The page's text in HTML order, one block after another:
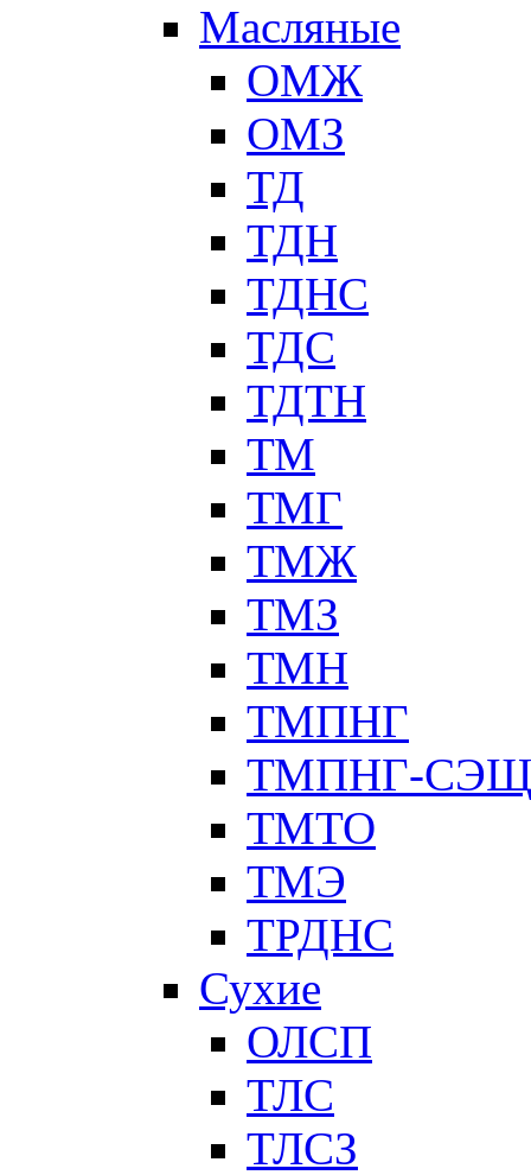
Масляные
ОМЖ
ОМЗ
ТД
ТДН
ТДНС
ТДС
ТДТН
ТМ
ТМГ
ТМЖ
ТМЗ
ТМН
ТМПНГ
ТМПНГ-СЭЩ
ТМТО
ТМЭ
ТРДНС
Сухие
ОЛСП
ТЛС
ТЛСЗ